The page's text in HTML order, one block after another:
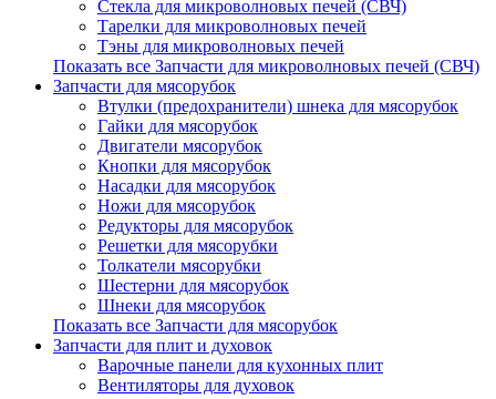
Стекла для микроволновых печей (СВЧ)
Тарелки для микроволновых печей
Тэны для микроволновых печей
Показать все Запчасти для микроволновых печей (СВЧ)
Запчасти для мясорубок
Втулки (предохранители) шнека для мясорубок
Гайки для мясорубок
Двигатели мясорубок
Кнопки для мясорубок
Насадки для мясорубок
Ножи для мясорубок
Редукторы для мясорубок
Решетки для мясорубки
Толкатели мясорубки
Шестерни для мясорубок
Шнеки для мясорубок
Показать все Запчасти для мясорубок
Запчасти для плит и духовок
Варочные панели для кухонных плит
Вентиляторы для духовок